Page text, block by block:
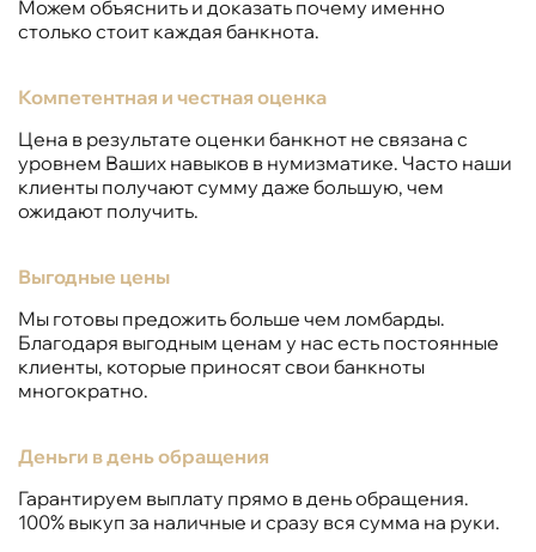
Можем объяснить и доказать почему именно
столько стоит каждая банкнота.
Компетентная и честная оценка
Цена в результате оценки банкнот не связана с
уровнем Ваших навыков в нумизматике. Часто наши
клиенты получают сумму даже большую, чем
ожидают получить.
Выгодные цены
Мы готовы предожить больше чем ломбарды.
Благодаря выгодным ценам у нас есть постоянные
клиенты, которые приносят свои банкноты
многократно.
Деньги в день обращения
Гарантируем выплату прямо в день обращения.
100% выкуп за наличные и сразу вся сумма на руки.